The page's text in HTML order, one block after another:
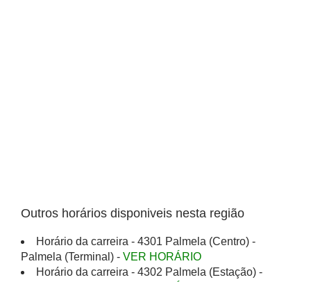
Outros horários disponiveis nesta região
Horário da carreira - 4301 Palmela (Centro) -
Palmela (Terminal) - VER HORÁRIO
Horário da carreira - 4302 Palmela (Estação) -